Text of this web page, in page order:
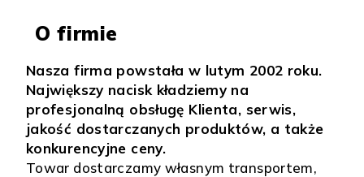
O firmie
Nasza firma powstała w lutym 2002 roku.
Największy nacisk kładziemy na
profesjonalną obsługę Klienta, serwis,
jakość dostarczanych produktów, a także
konkurencyjne ceny.
Towar dostarczamy własnym transportem,